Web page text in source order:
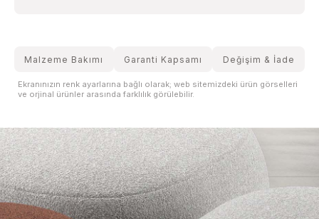
Malzeme Bakımı Garanti Kapsamı Değişim & İade
Ekranınızın renk ayarlarına bağlı olarak; web sitemizdeki ürün görselleri
ve orjinal ürünler arasında farklılık görülebilir.